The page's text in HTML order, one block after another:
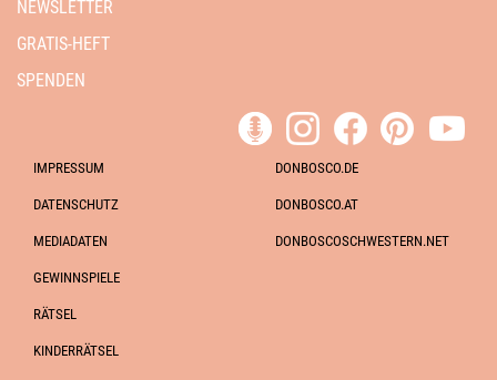
NEWSLETTER
GRATIS-HEFT
SPENDEN
IMPRESSUM
DATENSCHUTZ
MEDIADATEN
GEWINNSPIELE
RÄTSEL
KINDERRÄTSEL
DONBOSCO.DE
DONBOSCO.AT
DONBOSCOSCHWESTERN.NET